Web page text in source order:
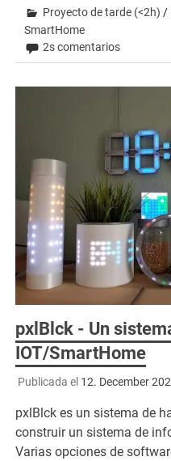
Proyecto de tarde (<2h) /
SmartHome
2s comentarios
pxlBlck - Un
IOT/SmartHome
Publicada el 12. December
pxlBlck es un sistema de
construir un sistema de
Varias opciones de